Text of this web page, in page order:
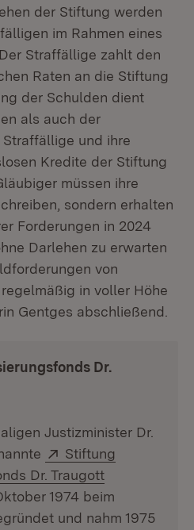
der Stiftung werden
im Rahmen eines
Straffällige zahlt den
Raten an die Stiftung
der Schulden dient
als auch der
und ihre
Kredite der Stiftung
müssen ihre
sondern erhalten
Forderungen in 2024
Darlehen zu erwarten
von
in voller Höhe
Gentges abschließend.
Dr.
Justizminister Dr.
Extern:
Stiftung
Dr. Traugott
Fenster)
1974 beim
und nahm 1975